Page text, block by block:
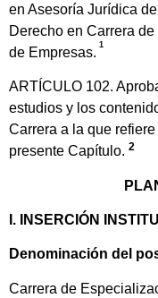
en Asesoría Jurídica
Derecho en Carrera
de Empresas. 1
ARTÍCULO 102.
estudios y los
Carrera a la que
presente Capítulo. 2
I. INSERCIÓN
Denominación del
Carrera de